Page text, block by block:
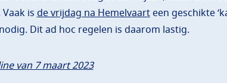
is de vrijdag na Hemelvaarteen geschikte
Dit ad hoc regelen is daarom lastig.
van 7 maart 2023